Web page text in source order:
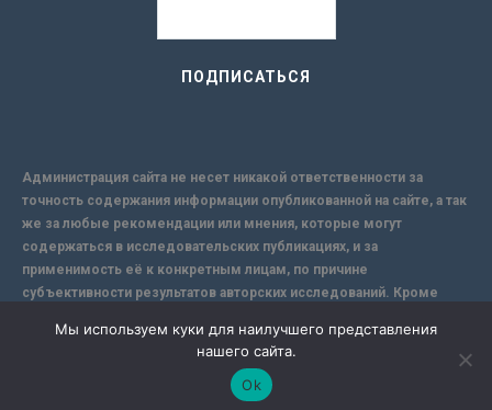
Администрация сайта не несет никакой ответственности за
точность содержания информации опубликованной на сайте, а так
же за любые рекомендации или мнения, которые могут
содержаться в исследовательских публикациях, и за
применимость её к конкретным лицам, по причине
субъективности результатов авторских исследований. Кроме
надежной защиты информации, Сайт не несет ответственности за
информацию, присылаемую через интернет.
Мы используем куки для наилучшего представления
нашего сайта.
Ok